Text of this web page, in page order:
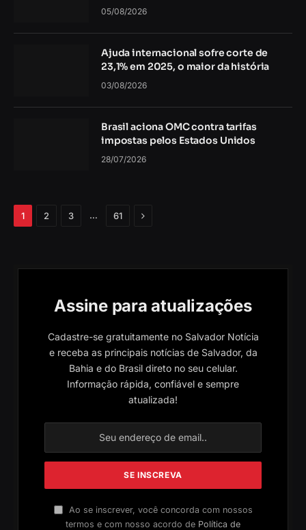
05/08/2026
Ajuda internacional sofre corte de
23,1% em 2025, o maior da história
03/08/2026
Brasil aciona OMC contra tarifas
impostas pelos Estados Unidos
28/07/2026
1 2 3 … 61 Próximo
Assine para atualizações
Cadastre-se gratuitamente no Salvador Notícia
e receba as principais notícias de Salvador, da
Bahia e do Brasil direto no seu celular.
Informação rápida, confiável e sempre
atualizada!
Ao se inscrever, você concorda com nossos
termos e com nosso acordo de Política de